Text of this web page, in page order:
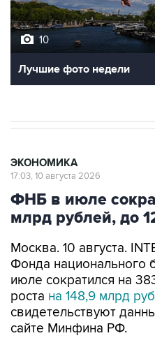
10
Лучшие фото недели
ФНБ в июле
млрд рублей, до
Москва. 10 августа.
июле сократился на
ростана 148,9 млрд
свидетельствуют
сайте Минфина РФ.
Объем ФНБ на 1 августа